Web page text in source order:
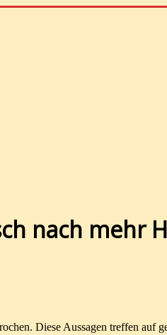
nach mehr
Diese Aussagen treffen auf